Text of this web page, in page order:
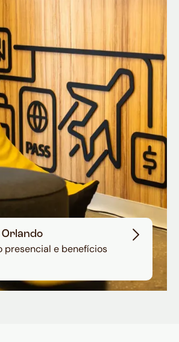
brasileiro com cashback
Orlando
presencial e benefícios